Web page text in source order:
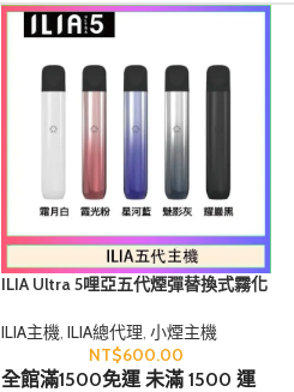
ILIA Ultra 5哩亞五代煙彈替換式霧化
ILIA主機, ILIA總代理, 小煙主機
NT$600.00
全館滿1500免運 未滿 1500 運